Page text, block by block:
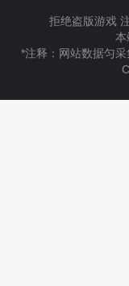
拒绝盗版游戏
本
*注释：网站数据匀